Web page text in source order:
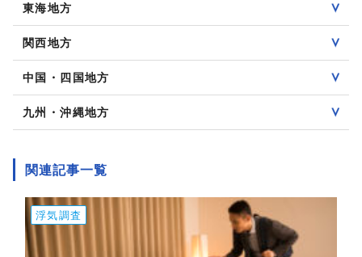
東海地方
関西地方
中国・四国地方
九州・沖縄地方
関連記事一覧
浮気調査